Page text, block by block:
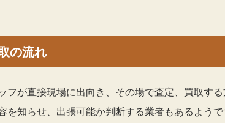
の流れ
フが直接現場に出向き、その場で査定、買取す
を知らせ、出張可能か判断する業者もあるよう